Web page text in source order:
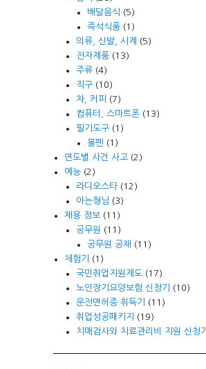
배달음식 (5)
즉석식품(1)
의류, 신발, 시계
(5)
전자제품(13)
주류(4)
직구(10)
차, 커피
(7)
컴퓨터, 스마트폰(13)
필기도구(1)
볼펜 (1)
연도별 사건 사고 (2)
예능 (2)
라디오스타(12)
아는형님 (3)
채용 정보 (11)
공무원
(11)
공무원 공채 (11)
체험기
(1)
국민취업지원제도(17)
노인장기요양보험 신청기
(10)
운전면허증 취득기
(11)
취업성공패키지
(19)
치매검사와 치료관리비 지원 신청기